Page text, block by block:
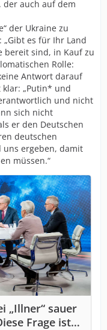
der auch auf dem
der Ukraine zu
es für Ihr Land
bereit sind, in Kauf zu
Rolle:
Antwort darauf
„Putin* und
und nicht
sich nicht
er den Deutschen
deutschen
uns ergeben, damit
müssen.“
„Illner“ sauer
Frage ist